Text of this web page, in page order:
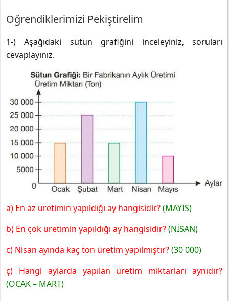
4. Sınıf Matematik Ders Kitabı Sayfa 187 Cevapları
Öğrendiklerimizi Pekiştirelim
Öğrendiklerimizi Pekiştirelim
1-) Aşağıdaki sütun grafiğini inceleyiniz, soruları
cevaplayınız.
a) En az üretimin yapıldığı ay hangisidir?(MAYIS)
b) En çok üretimin yapıldığı ay hangisidir?(NİSAN)
c) Nisan ayında kaç ton üretim yapılmıştır?(30 000)
ç) Hangi aylarda yapılan üretim miktarları aynıdır?
(OCAK – MART)